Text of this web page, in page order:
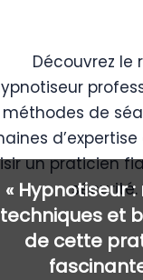
« Hypnotiseur
techniques et
de cette